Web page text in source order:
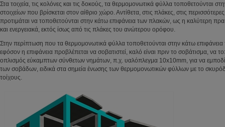
Στα τοιχεία, τις κολόνες και τις δοκούς, τα θερμομονωτικά φύλλα τοποθετούνται
στοιχείων που βρίσκεται στον αίθριο χώρο. Αντίθετα, στις πλάκες, στις
προτιμάται να τοποθετούνται στην κάτω επιφάνεια των πλακών, ως η καλύτερη
και ενεργειακά, εκτός ίσως από τις πλάκες του ανώτερου ορόφου.
Στην περίπτωση που τα θερμομονωτικά φύλλα τοποθετούνται στην κάτω επιφάνεια
εφόσον η επιφάνεια προβλέπεται να σοβατιστεί, καλό είναι πριν το σοβάτισμα, να
οπλισμός εύκαμπτων σύνθετων νημάτων, π.χ. υαλόπλεγμα 10x10mm, για να
των σοβάδων, ειδικά στα σημεία ένωσης των θερμομονωτικών φύλλων με το
τοίχους.